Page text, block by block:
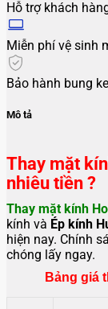
Hỗ trợ khách
Miễn phí vệ sinh
Bảo hành bung
Mô tả
Thay mặt
nhiêu tiền ?
Thay mặt kính
kính và Ép kính
hiện nay. Chính
chóng lấy ngay.
Bảng giá